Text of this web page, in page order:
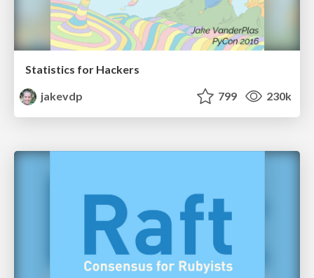
Statistics for Hackers
jakevdp
799 230k